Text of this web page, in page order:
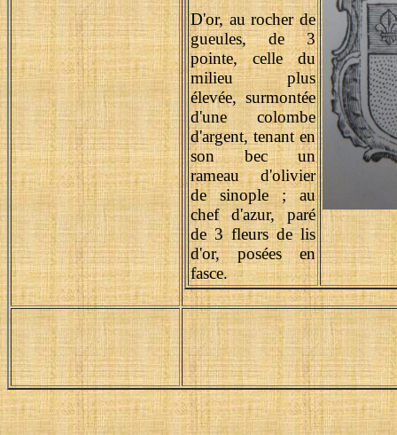
D'or, au rocher de
gueules, de 3
pointe, celle du
milieu plus
élevée, surmontée
d'une colombe
d'argent, tenant en
son bec un
rameau d'olivier
de sinople ; au
chef d'azur, paré
de 3 fleurs de lis
d'or, posées en
fasce.